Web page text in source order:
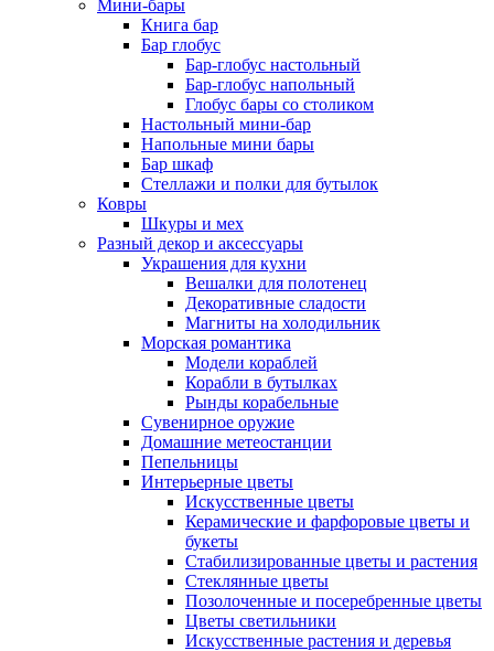
Мини-бары
Книга бар
Бар глобус
Бар-глобус настольный
Бар-глобус напольный
Глобус бары со столиком
Настольный мини-бар
Напольные мини бары
Бар шкаф
Стеллажи и полки для бутылок
Ковры
Шкуры и мех
Разный декор и аксессуары
Украшения для кухни
Вешалки для полотенец
Декоративные сладости
Магниты на холодильник
Морская романтика
Модели кораблей
Корабли в бутылках
Рынды корабельные
Сувенирное оружие
Домашние метеостанции
Пепельницы
Интерьерные цветы
Искусственные цветы
Керамические и фарфоровые цветы и
букеты
Стабилизированные цветы и растения
Стеклянные цветы
Позолоченные и посеребренные цветы
Цветы светильники
Искусственные растения и деревья